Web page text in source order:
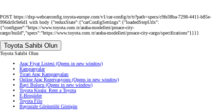
POST https://dxp-webcarconfig.toyota-europe.com/v1/car-config/tr/tr?path=specs/c9fe38ba-7298-4411-b85e-
996dc0c9e6d1 with body {"reduxState":{"carConfigSettings":{"loadedStepUrls":
{"configure":"https://www.toyota.com.tr/araba-modelleri/proace-city-
cargo/build","specs":"https://www.toyota.com.tr/araba-modelleri/proace-city-cargo/specifications"}}}}
Toyota Sahibi Olun
Toyota Sahibi Olun
Araç Fiyat Listesi (Opens in new window)
Kampanyalar
Ticari Araç Kampanyaları
Online Araç Rezervasyonu (Opens in new window)
Bayi Bulucu (Opens in new window)
Toyota Kirala: Rent a Toyota
E-Broşürler
Toyota Filo
Bayinizle Görüntülü Görüşün